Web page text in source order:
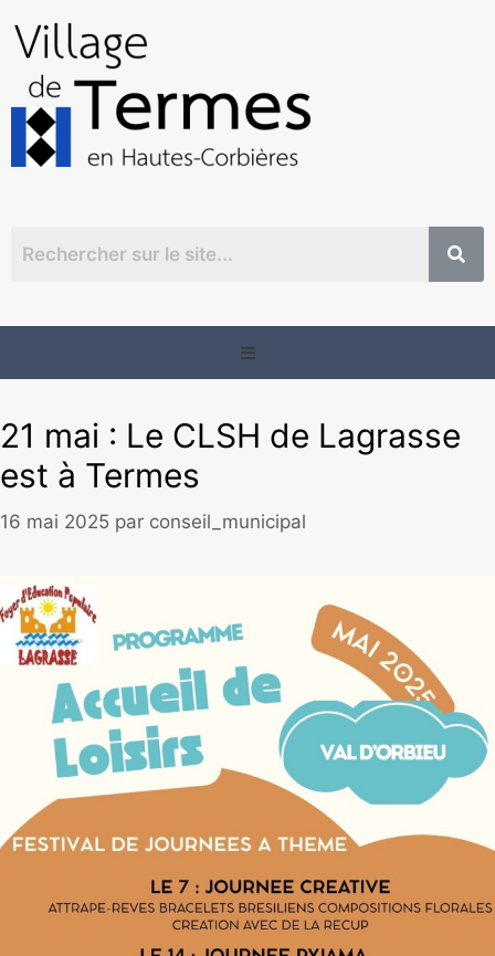
21 mai : Le CLSH de Lagrasse
est à Termes
16 mai 2025 par conseil_municipal